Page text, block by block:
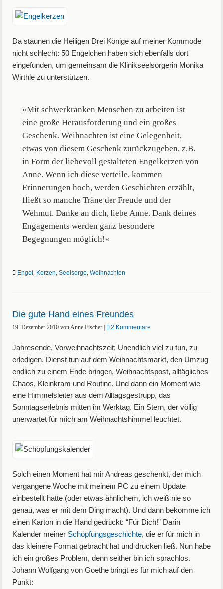
Da staunen die Heiligen Drei Könige auf meiner Kommode
nicht schlecht: 50 Engelchen haben sich ebenfalls dort
eingefunden, um gemeinsam die Klinikseelsorgerin Monika
Wirthle zu unterstützen.
»Mit schwerkranken Menschen zu arbeiten ist
eine große Herausforderung und ein großes
Geschenk. Weihnachten ist eine Gelegenheit,
etwas von diesem Geschenk zurückzugeben, z.B.
in Form der liebevoll gestalteten Engelkerzen von
Anne. Wenn ich diese verteile, kommen
Erinnerungen hoch, werden Geschichten erzählt,
fließt so manche Träne der Freude und der
Wehmut. Danke an dich, liebe Anne. Dank deines
Engagements werden ganz besondere
Begegnungen möglich!«
Engel, Kerzen,Seelsorge,Weihnachten
Die gute Hand eines Freundes
19. Dezember 2010 vonAnne Fischer 2 Kommentare
Jahresende, Vorweihnachtszeit: Unendlich viel zu tun, zu
erledigen. Dienst tun auf dem Weihnachtsmarkt, den Umzug
endlich zu einem Ende bringen, Weihnachtspost, alltägliches
Chaos, Kleinkram und Routine. Und dann ein Moment wie
eine Himmelsleiter aus dem Alltagsgestrüpp, das
Sonntagserlebnis mitten im Werktag. Ein Stern, der völlig
unerwartet für mich am Weihnachtshimmel leuchtet.
Solch einen Moment hat mir Andreas geschenkt, der mich
vergangene Woche mit meinem PC zu einem Update
einbestellt hatte (oder etwas ähnlichem, ich weiß nie so
genau, was er mit dem Ding macht). Und dann bekomme ich
einen Karton in die Hand gedrückt: “Für Dich!” Darin
Kalender meiner Schöpfungsgeschichte, die er für mich in
das kleinere Format gebracht hat und drucken ließ. Nun habe
ich ein großes Problem, denn seither bin ich sprachlos.
Johann Wolfgang von Goethe bringt es für mich auf den
Punkt: